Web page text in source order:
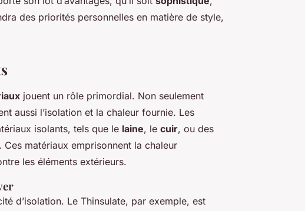
des priorités personnelles en matière de style,
jouent un rôle primordial. Non seulement
aussi l’isolation et la chaleur fournie. Les
isolants, tels que le laine, le cuir, ou des
matériaux emprisonnent la chaleur
les éléments extérieurs.
d’isolation. Le Thinsulate, par exemple, est